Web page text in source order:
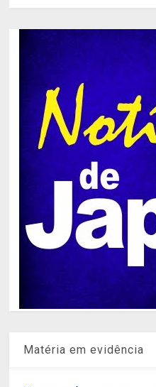
Matéria em evidência